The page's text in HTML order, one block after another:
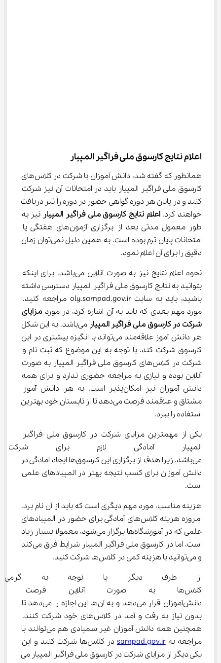
اعلام نتایج کارسوق ملی فراگیر المپیار
همانطور که گفته شد، دانش آموزان با شرکت در کلاس‌های
کارسوق ملی فراگیر المپیار باید در امتحانات آن نیز شرکت
کنند و در پایان هر دوره گواهی حضور در دوره را نیز دریافت
خواهند کرد. اعلام نتایج کارسوق ملی فراگیر المپیار نیز به
طور معمول مدتی بعد از برگزاری آزمون‌های هفتگی یا
امتحانات پایان ترم بوده است. به همین دلیل نمی‌توان زمان
دقیق را برای آن اعلام نمود.
نحوه اعلام نتایج نیز به صورت آنلاین می‌باشد. برای اینکه
بتوانید به نتایج کارسوق ملی فراگیر المپیار دسترسی داشته
باشید، باید به سایت oly.sampad.gov.ir مراجعه کنید.
مورد مهم بعدی که باید به آن اشاره کرد، در مورد مزایای
شرکت در کارسوق ملی فراگیر المپیار
می‌باشد. به این شکل
هر دانش آموز علاقه‌مند می‌تواند با انگیزه بیشتری در این
کارسوق شرکت کند. با توجه به این موضوع که ثبت نام و
شرکت در کلاس‌های کارسوق ملی فراگیر المپیار به صورت
آنلاین بوده و نیازی به مراجعه حضوری ندارد و برای همه
دانش آموزان نیز امکان‌پذیر است، به هر دانش آموز
مشتاق و علاقمند فرصت می‌دهد تا از تابستان خود بهترین
استفاده را ببرد.
یکی از مهمترین مزایای شرکت در کارسوق ملی فراگیر
المپیار آمادگی لازم برای
می‌باشد. زیرا هدف از برگزاری این کارسوق‌ها ایجاد آمادگی در
دانش آموزان برای کسب نتیجه بهتر در المپیادهای علمی
است.
هزینه مناسب، مورد مهم دیگری است که باید از آن نام برد.
امروزه هزینه کلاس‌های آمادگی برای حضور در المپیادهای
علمی که در آموزشگاه‌ها برگزار می‌شود، معمولا بسیار زیاد
است، اما در کارسوق ملی فراگیر المپیار شرایط فرق می‌کند
و می‌توانید با هزینه کمی در کلاس‌ها شرکت کنید.
از طرف دیگر با توجه به گرمی
کلاس‌ها به صورت آنلاین فرصت
دانش‌آموزان قرار می‌دهد و به آن‌ها این اجازه را می‌دهد تا
بدون نیاز به رفت و آمد در کلاس‌های خود شرکت کنند.
همچنین همه دانش آموزان غیر سمپادی هم می‌توانند با
مراجعه به sampad.gov.ir
در کلاس‌ها شرکت کنند و این
یکی دیگر از مزایای شرکت در کارسوق ملی فراگیر المپیار می